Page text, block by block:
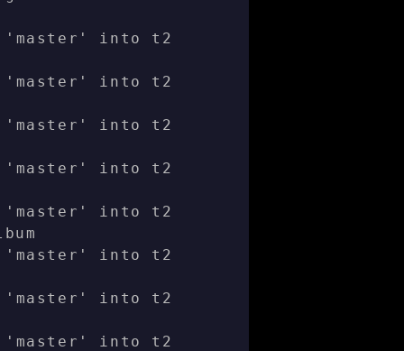
'master' into t2
'master' into t2
'master' into t2
'master' into t2
'master' into t2
'master' into t2
'master' into t2
'master' into t2